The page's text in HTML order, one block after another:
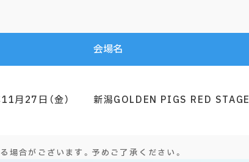
会場名
月27日（金） 新潟GOLDEN PIGS RED STAGE
場合がございます。予めご了承ください。